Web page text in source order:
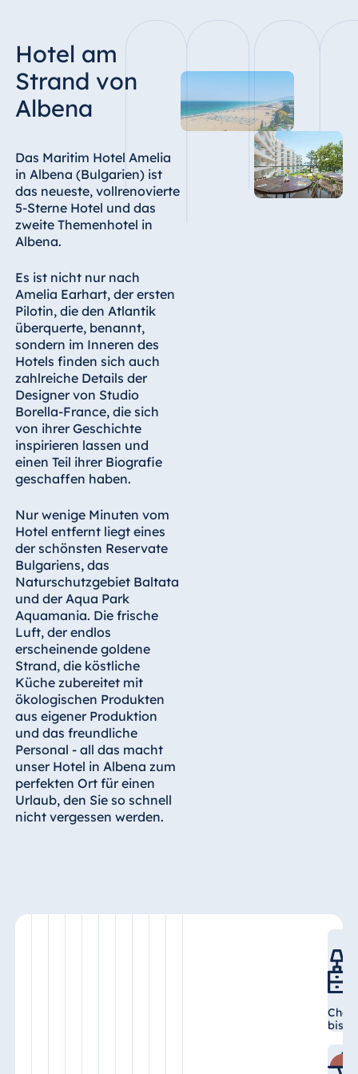
Hotel Darmstadt
Hotel Dresden
Hotel Düsseldorf
Hotel am
Schlossgarten
Fulda
Airport Hotel
Hannover
Hotel Bellevue
Kiel
Hotel Köln
Hotel
Königswinter
Hotel Magdeburg
Hotel München
Hotel Stuttgart
Seehotel
Timmendorfer
TitiseeHotel
Titisee-Neustadt
Strandhotel
Travemünde
Hotel Ulm
Star-Apart Hansa
Hotel Wiesbaden
Hotel Würzburg
Ägypten
Jolie Ville Resort
& Casino Sharm
El Sheikh
Tirana
Hotel am
Strand von
Albena
Das Maritim Hotel Amelia
in Albena (Bulgarien) ist
das neueste, vollrenovierte
5-Sterne Hotel und das
zweite Themenhotel in
Albena.
Es ist nicht nur nach
Amelia Earhart, der ersten
Pilotin, die den Atlantik
überquerte, benannt,
sondern im Inneren des
Hotels finden sich auch
zahlreiche Details der
Designer von Studio
Borella-France, die sich
von ihrer Geschichte
inspirieren lassen und
einen Teil ihrer Biografie
geschaffen haben.
Nur wenige Minuten vom
Hotel entfernt liegt eines
der schönsten Reservate
Bulgariens, das
Naturschutzgebiet Baltata
und der Aqua Park
Aquamania. Die frische
Luft, der endlos
erscheinende goldene
Strand, die köstliche
Küche zubereitet mit
ökologischen Produkten
aus eigener Produktion
und das freundliche
Personal - all das macht
unser Hotel in Albena zum
perfekten Ort für einen
Urlaub, den Sie so schnell
nicht vergessen werden.
bis